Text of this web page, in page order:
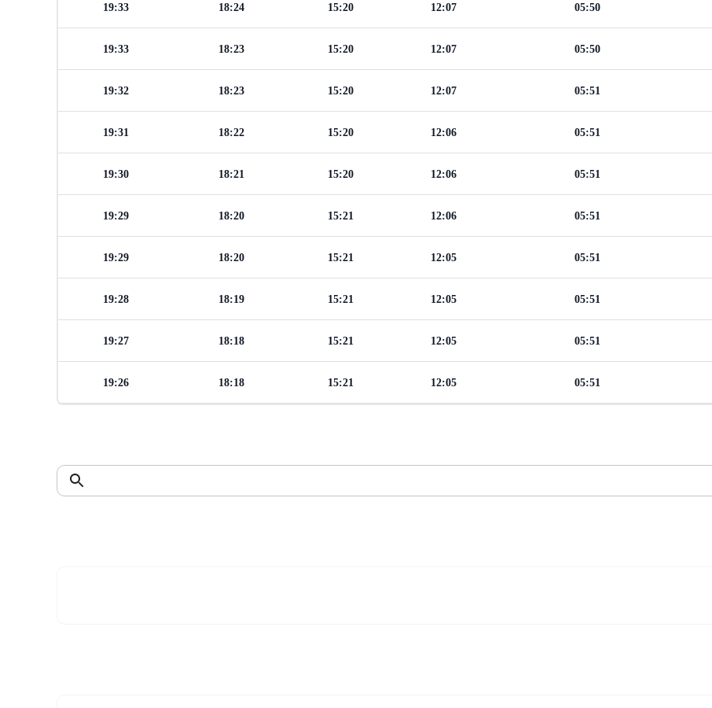
05:50
12:07
15:20
18:24
19:33
05:50
12:07
15:20
18:23
19:33
05:51
12:07
15:20
18:23
19:32
05:51
12:06
15:20
18:22
19:31
05:51
12:06
15:20
18:21
19:30
05:51
12:06
15:21
18:20
19:29
05:51
12:05
15:21
18:20
19:29
05:51
12:05
15:21
18:19
19:28
05:51
12:05
15:21
18:18
19:27
05:51
12:05
15:21
18:18
19:26